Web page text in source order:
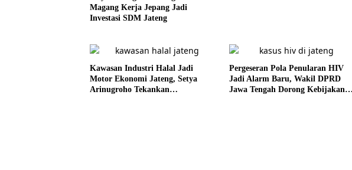
Magang Kerja Jepang Jadi
Investasi SDM Jateng
Kawasan Industri Halal Jadi
Motor Ekonomi Jateng, Setya
Arinugroho Tekankan
Pergeseran Pola Penularan HIV
Jadi Alarm Baru, Wakil DPRD
Jawa Tengah Dorong Kebijakan